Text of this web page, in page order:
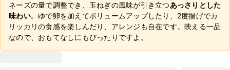
ネーズの量で調整でき、玉ねぎの風味が引き立つあっさりとした
味わい。ゆで卵を加えてボリュームアップしたり、2度揚げでカ
リッカリの食感を楽しんだり、アレンジも自在です。映える一品
なので、おもてなしにもぴったりですよ。